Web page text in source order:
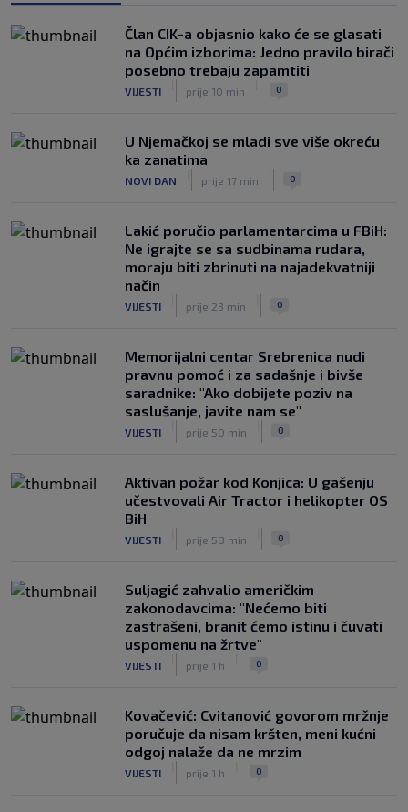
NOGOMET
|
6. aug.
| 0
Član CIK-a objasnio kako će se glasati
na Općim izborima: Jedno pravilo birači
posebno trebaju zapamtiti
VIJESTI prije 10 min 0
U Njemačkoj se mladi sve više okreću
ka zanatima
NOVI DAN prije 17 min 0
Lakić poručio parlamentarcima u FBiH:
Ne igrajte se sa sudbinama rudara,
moraju biti zbrinuti na najadekvatniji
način
VIJESTI prije 23 min 0
Memorijalni centar Srebrenica nudi
pravnu pomoć i za sadašnje i bivše
saradnike: "Ako dobijete poziv na
saslušanje, javite nam se"
VIJESTI prije 50 min 0
Aktivan požar kod Konjica: U gašenju
učestvovali Air Tractor i helikopter OS
BiH
VIJESTI prije 58 min 0
Suljagić zahvalio američkim
zakonodavcima: "Nećemo biti
zastrašeni, branit ćemo istinu i čuvati
uspomenu na žrtve"
VIJESTI prije 1 h 0
Kovačević: Cvitanović govorom mržnje
poručuje da nisam kršten, meni kućni
odgoj nalaže da ne mrzim
VIJESTI prije 1 h 0